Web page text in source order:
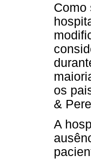
Como
os
&
A